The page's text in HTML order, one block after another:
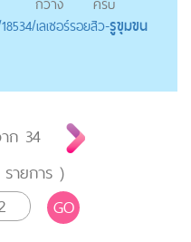
เลเซอร์รอยสิว-รูขุมขน
ก 34
รายการ )
GO